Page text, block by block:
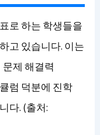
로 하는 학생들을
고 있습니다. 이는
제 해결력
럼 덕분에 진학
다. (출처: